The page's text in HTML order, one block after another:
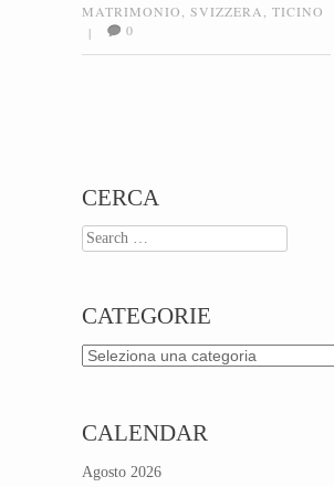
MATRIMONIO
SVIZZERA
TICINO
|
0
CERCA
Search
CATEGORIE
Categorie
CALENDAR
Agosto 2026